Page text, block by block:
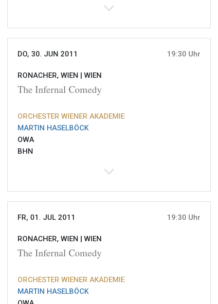
DO, 30. JUN 2011 19:30 Uhr
RONACHER, WIEN | WIEN
The Infernal Comedy
ORCHESTER WIENER AKADEMIE
MARTIN HASELBÖCK
OWA
BHN
FR, 01. JUL 2011 19:30 Uhr
RONACHER, WIEN | WIEN
The Infernal Comedy
ORCHESTER WIENER AKADEMIE
MARTIN HASELBÖCK